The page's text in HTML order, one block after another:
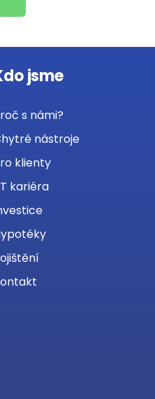
jsme
s námi?
nástroje
klienty
kariéra